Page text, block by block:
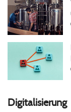
Digitalisierung